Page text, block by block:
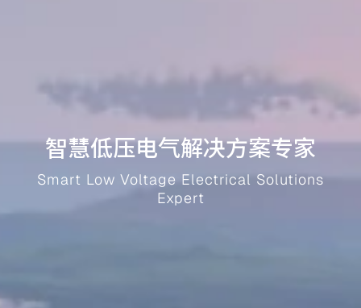
智慧低压电气解决方案专家
Smart Low Voltage Electrical Solutions
Expert